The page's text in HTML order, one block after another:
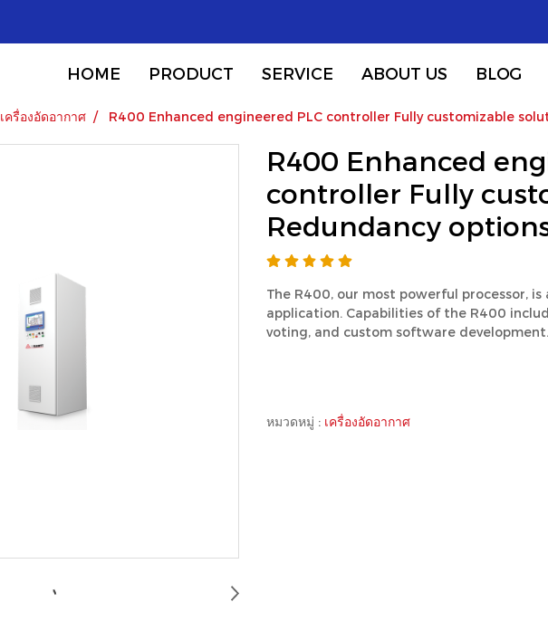
HOME PRODUCT SERVICE ABOUT US BLOG
เครื่องอัดอากาศ R400 Enhanced engineered PLC controller Fully customizable
R400 Enhanced
controller Fully
Redundancy
The R400, our most powerful processor,
application. Capabilities of the R400
voting, and custom software development.
หมวดหมู่ : เครื่องอัดอากาศ